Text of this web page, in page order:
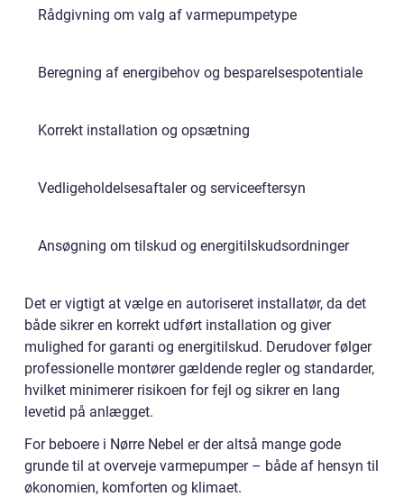
Rådgivning om valg af varmepumpetype
Beregning af energibehov og besparelsespotentiale
Korrekt installation og opsætning
Vedligeholdelsesaftaler og serviceeftersyn
Ansøgning om tilskud og energitilskudsordninger
Det er vigtigt at vælge en autoriseret installatør, da det
både sikrer en korrekt udført installation og giver
mulighed for garanti og energitilskud. Derudover følger
professionelle montører gældende regler og standarder,
hvilket minimerer risikoen for fejl og sikrer en lang
levetid på anlægget.
For beboere i Nørre Nebel er der altså mange gode
grunde til at overveje varmepumper – både af hensyn til
økonomien, komforten og klimaet.